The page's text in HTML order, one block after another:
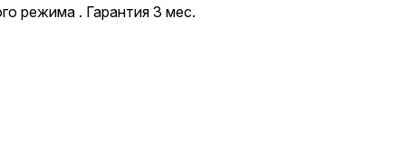
режима . Гарантия 3 мес.